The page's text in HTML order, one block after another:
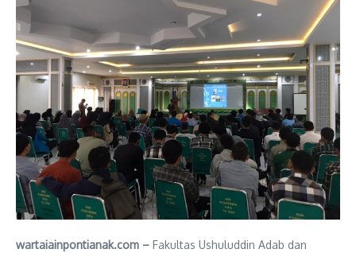
wartaiainpontianak.com – Fakultas Ushuluddin Adab dan